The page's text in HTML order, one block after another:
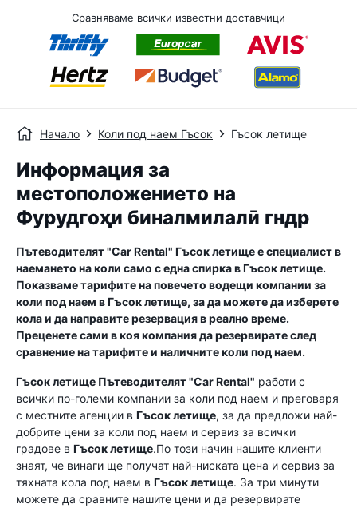
Сравняваме всички известни доставчици
Начало Коли под наем Гъсок Гъсок летище
Информация за
местоположението на
Фурудгоҳи бин‌алмилалӣ гндр
Пътеводителят "Car Rental" Гъсок летищее специалист в
наемането на коли само с една спирка вГъсок летище.
Показваме тарифите на повечето водещи компании за
коли под наем вГъсок летище, за да можете да изберете
кола и да направите резервация в реално време.
Преценете сами в коя компания да резервирате след
сравнение на тарифите и наличните коли под наем.
Гъсок летище Пътеводителят "Car Rental" работи с
всички по-големи компании за коли под наем и преговаря
с местните агенции в Гъсок летище, за да предложи най-
добрите цени за коли под наем и сервиз за всички
градове в Гъсок летище.По този начин нашите клиенти
знаят, че винаги ще получат най-ниската цена и сервиз за
тяхната кола под наем в Гъсок летище. За три минути
можете да сравните нашите цени и да резервирате